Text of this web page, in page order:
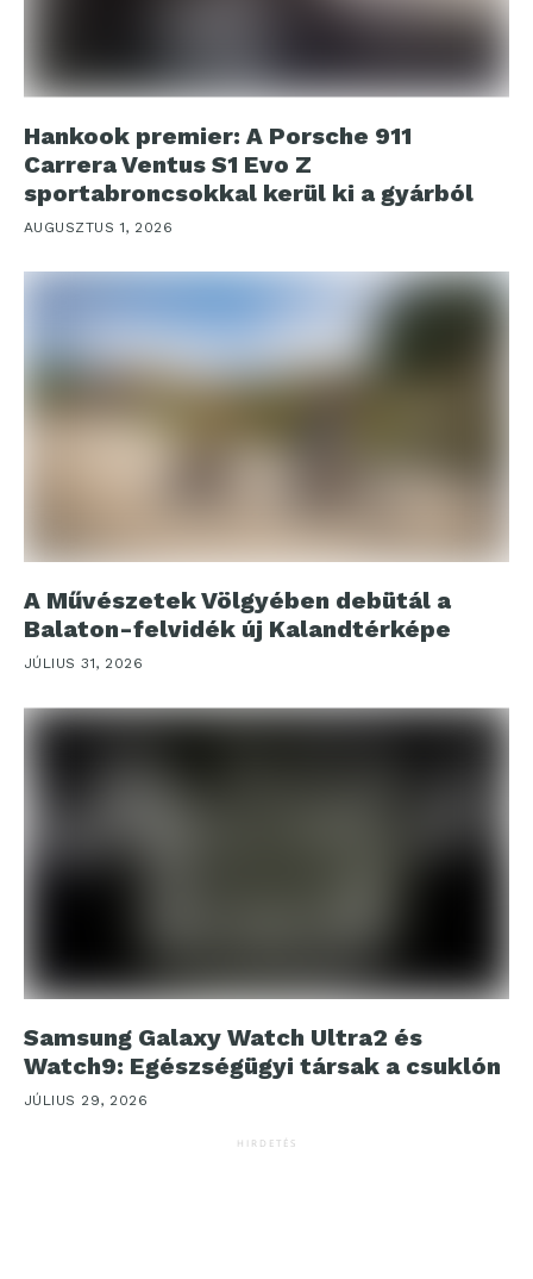
Hankook premier: A Porsche 911
Carrera Ventus S1 Evo Z
sportabroncsokkal kerül ki a gyárból
AUGUSZTUS 1, 2026
A Művészetek Völgyében debütál a
Balaton-felvidék új Kalandtérképe
JÚLIUS 31, 2026
Samsung Galaxy Watch Ultra2 és
Watch9: Egészségügyi társak a csuklón
JÚLIUS 29, 2026
HIRDETÉS